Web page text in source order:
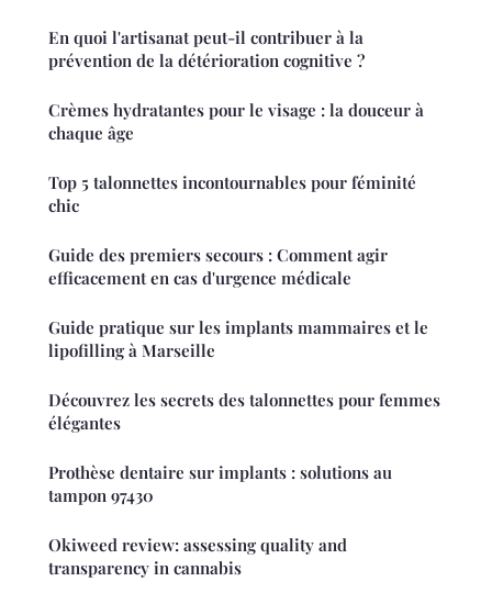
En quoi l'artisanat peut-il contribuer à la
prévention de la détérioration cognitive ?
Crèmes hydratantes pour le visage : la douceur à
chaque âge
Top 5 talonnettes incontournables pour féminité
chic
Guide des premiers secours : Comment agir
efficacement en cas d'urgence médicale
Guide pratique sur les implants mammaires et le
lipofilling à Marseille
Découvrez les secrets des talonnettes pour femmes
élégantes
Prothèse dentaire sur implants : solutions au
tampon 97430
Okiweed review: assessing quality and
transparency in cannabis